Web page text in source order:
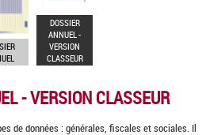
DOSSIER
ANNUEL -
VERSION
CLASSEUR
- VERSION CLASSEUR
de données : générales, fiscales et sociales. Il